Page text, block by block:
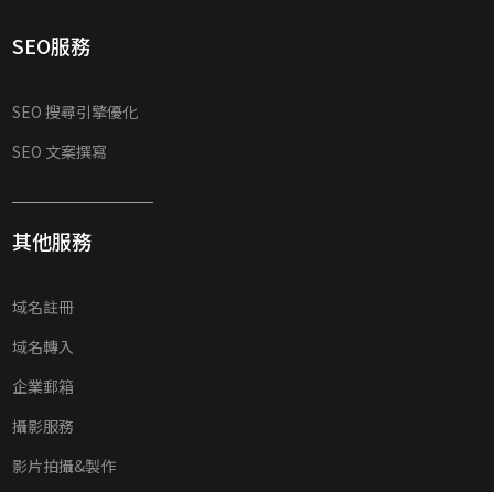
SEO服務
SEO 搜尋引擎優化
SEO 文案撰寫
其他服務
域名註冊
域名轉入
企業郵箱
攝影服務
影片拍攝&製作